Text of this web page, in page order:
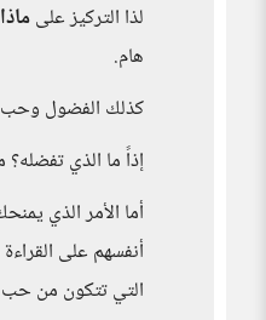
لذا التركيز على
هام.
كذلك الفضول وحب
إذاً ما الذي
أما الأمر الذي
أنفسهم على
التي تتكون من حب